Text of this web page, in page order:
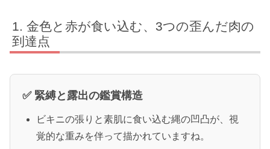
金色と赤が食い込む、3つの歪んだ肉の
到達点
✅ 緊縛と露出の鑑賞構造
ビキニの張りと素肌に食い込む縄の凹凸が、視
覚的な重みを伴って描かれていますね。